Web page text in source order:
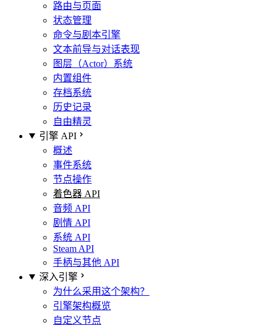
路由与页面
状态管理
命令与剧本引擎
文本前导与对话表现
图层（Actor）系统
内置组件
存档系统
历史记录
自由精灵
引擎 API
概述
事件系统
节点操作
着色器 API
音频 API
剧情 API
系统 API
Steam API
手柄与其他 API
深入引擎
为什么采用这个架构？
引擎架构概览
自定义节点